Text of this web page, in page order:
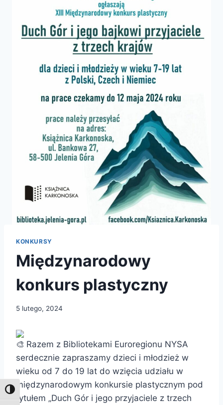
Toggle High Contrast
KONKURSY
Międzynarodowy
konkurs plastyczny
5 lutego, 2024
Razem z Bibliotekami Euroregionu NYSA
serdecznie zapraszamy dzieci i młodzież w
wieku od 7 do 19 lat do wzięcia udziału w
międzynarodowym konkursie plastycznym pod
tytułem „Duch Gór i jego przyjaciele z trzech